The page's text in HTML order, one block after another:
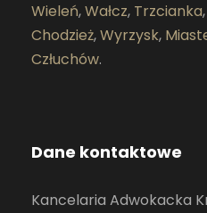
Wieleń,Wałcz, Trzcianka,
Chodzież,Wyrzysk,
Człuchów.
Dane kontaktowe
Kancelaria Adwokacka